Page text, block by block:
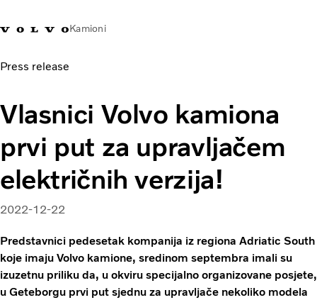
Kamioni
Volvo Trucks Bosna i
Kamioni
Kampanje
Usluge
Lokator distributera
O nama
Volvo Truck Builder
Kontaktirajte nas
Press release
Vlasnici Volvo kamiona
prvi put za upravljačem
električnih verzija!
2022-12-22
Predstavnici pedesetak kompanija iz regiona Adriatic South
koje imaju Volvo kamione, sredinom septembra imali su
izuzetnu priliku da, u okviru specijalno organizovane posjete,
u Geteborgu prvi put sjednu za upravljače nekoliko modela